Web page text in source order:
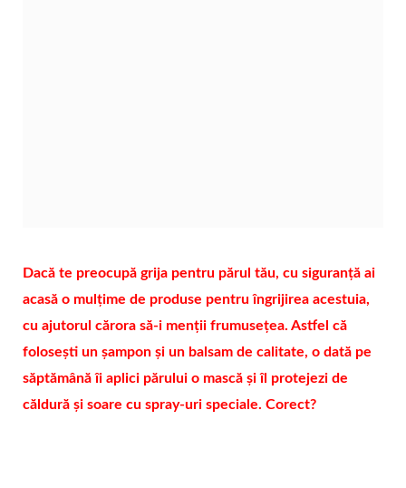
Dacă te preocupă grija pentru părul tău, cu siguranță ai
acasă o mulțime de produse pentru îngrijirea acestuia,
cu ajutorul cărora să-i menții frumusețea. Astfel că
folosești un șampon și un balsam de calitate, o dată pe
săptămână îi aplici părului o mască și îl protejezi de
căldură și soare cu spray-uri speciale. Corect?